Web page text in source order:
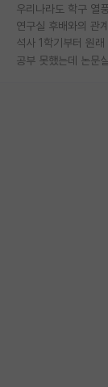
연구실 후배와의 관계
석사 1학기부터 원
공부 못했는데 논문